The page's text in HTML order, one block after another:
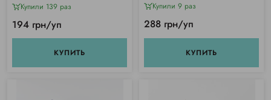
Купили 139 раз
194 грн/уп
КУПИТЬ
Купили 9 раз
288 грн/уп
КУПИТЬ